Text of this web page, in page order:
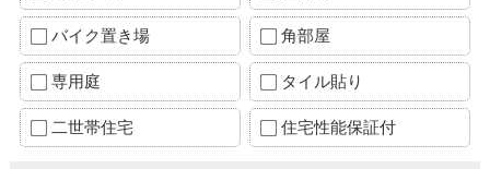
バイク置き場 角部屋
専用庭 タイル貼り
二世帯住宅 住宅性能保証付